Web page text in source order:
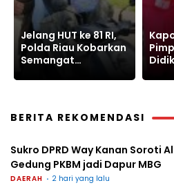
Kapolres Way Kanan
Pimpin Pisah Sambut
Didik Kurnianto dan
BERITA REKOMENDASI
Sukro DPRD Way Kanan Soroti
Gedung PKBM jadi Dapur MBG
DAERAH 2 hari yang lalu